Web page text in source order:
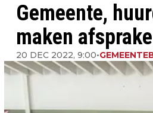
Gemeente,
maken
20 DEC 2022, 9:00•